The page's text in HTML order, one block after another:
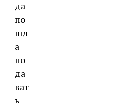
да
по
шл
а
по
да
ват